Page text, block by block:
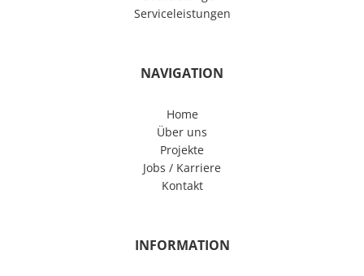
Serviceleistungen
NAVIGATION
Home
Über uns
Projekte
Jobs / Karriere
Kontakt
INFORMATION